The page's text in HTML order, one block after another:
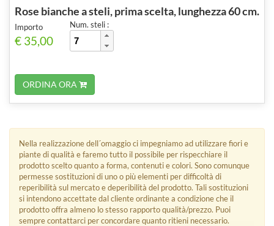
Rose bianche a steli, prima scelta, lunghezza 60 cm.
Importo
€ 35,00
Num. steli :
ORDINA ORA
Nella realizzazione dell´omaggio ci impegniamo ad utilizzare fiori e
piante di qualità e faremo tutto il possibile per rispecchiare il
prodotto scelto quanto a forma, contenuti e colori. Sono comunque
permesse sostituzioni di uno o più elementi per difficoltà di
reperibilità sul mercato e deperibilità del prodotto. Tali sostituzioni
si intendono accettate dal cliente ordinante a condizione che il
prodotto offra almeno lo stesso rapporto qualità/prezzo. Puoi
sempre contattarci per concordare quanto ritieni necessario.